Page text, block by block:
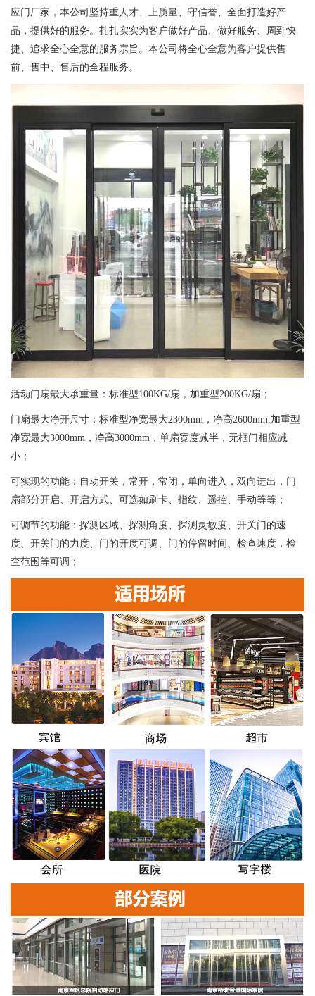
应门厂家，本公司坚持重人才、上质量、守信誉、全面打造好产
品，提供好的服务。扎扎实实为客户做好产品、做好服务、周到快
捷、追求全心全意的服务宗旨。本公司将全心全意为客户提供售
前、售中、售后的全程服务。
活动门扇最大承重量：标准型100KG/扇，加重型200KG/扇；
门扇最大净开尺寸：标准型净宽最大2300mm，净高2600mm,加重型
净宽最大3000mm，净高3000mm，单扇宽度减半，无框门相应减
小；
可实现的功能：自动开关，常开，常闭，单向进入，双向进出，门
扇部分开启、开启方式、可选如刷卡、指纹、遥控、手动等等；
可调节的功能：探测区域、探测角度、探测灵敏度、开关门的速
度、开关门的力度、门的开度可调、门的停留时间、检查速度，检
查范围等可调；